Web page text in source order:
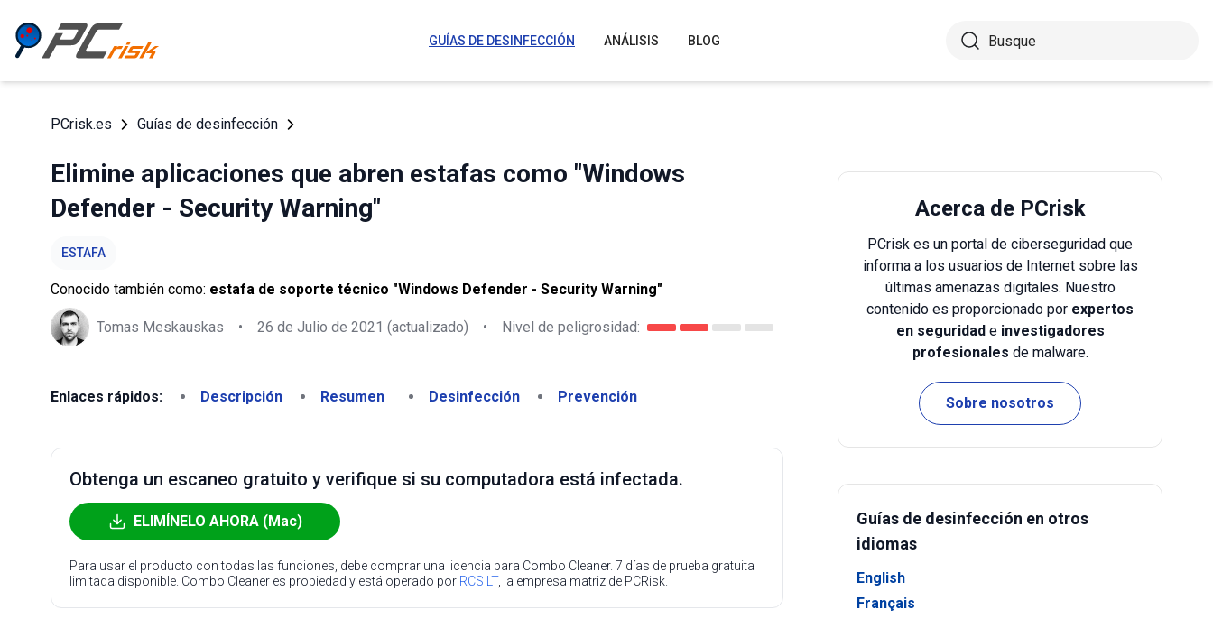
GUÍAS DE DESINFECCIÓN ANÁLISIS BLOG
PCrisk.es Guías de desinfección
Elimine aplicaciones que abren estafas como "Windows
Defender - Security Warning"
ESTAFA
Conocido también como: estafa de soporte técnico "Windows Defender - Security Warning"
Tomas Meskauskas • 26 de Julio de 2021 (actualizado) • Nivel de peligrosidad:
Enlaces rápidos: Descripción Resumen Desinfección Prevención
Obtenga un escaneo gratuito y verifique si su computadora está infectada.
ELIMÍNELO AHORA (Mac)
Para usar el producto con todas las funciones, debe comprar una licencia para Combo Cleaner. 7 días de prueba gratuita
limitada disponible. Combo Cleaner es propiedad y está operado por RCS LT, la empresa matriz de PCRisk.
Acerca de PCrisk
PCrisk es un portal de ciberseguridad que
informa a los usuarios de Internet sobre las
últimas amenazas digitales. Nuestro
contenido es proporcionado por expertos
en seguridade investigadores
profesionales de malware.
Sobre nosotros
Guías de desinfección en otros
idiomas
English
Français